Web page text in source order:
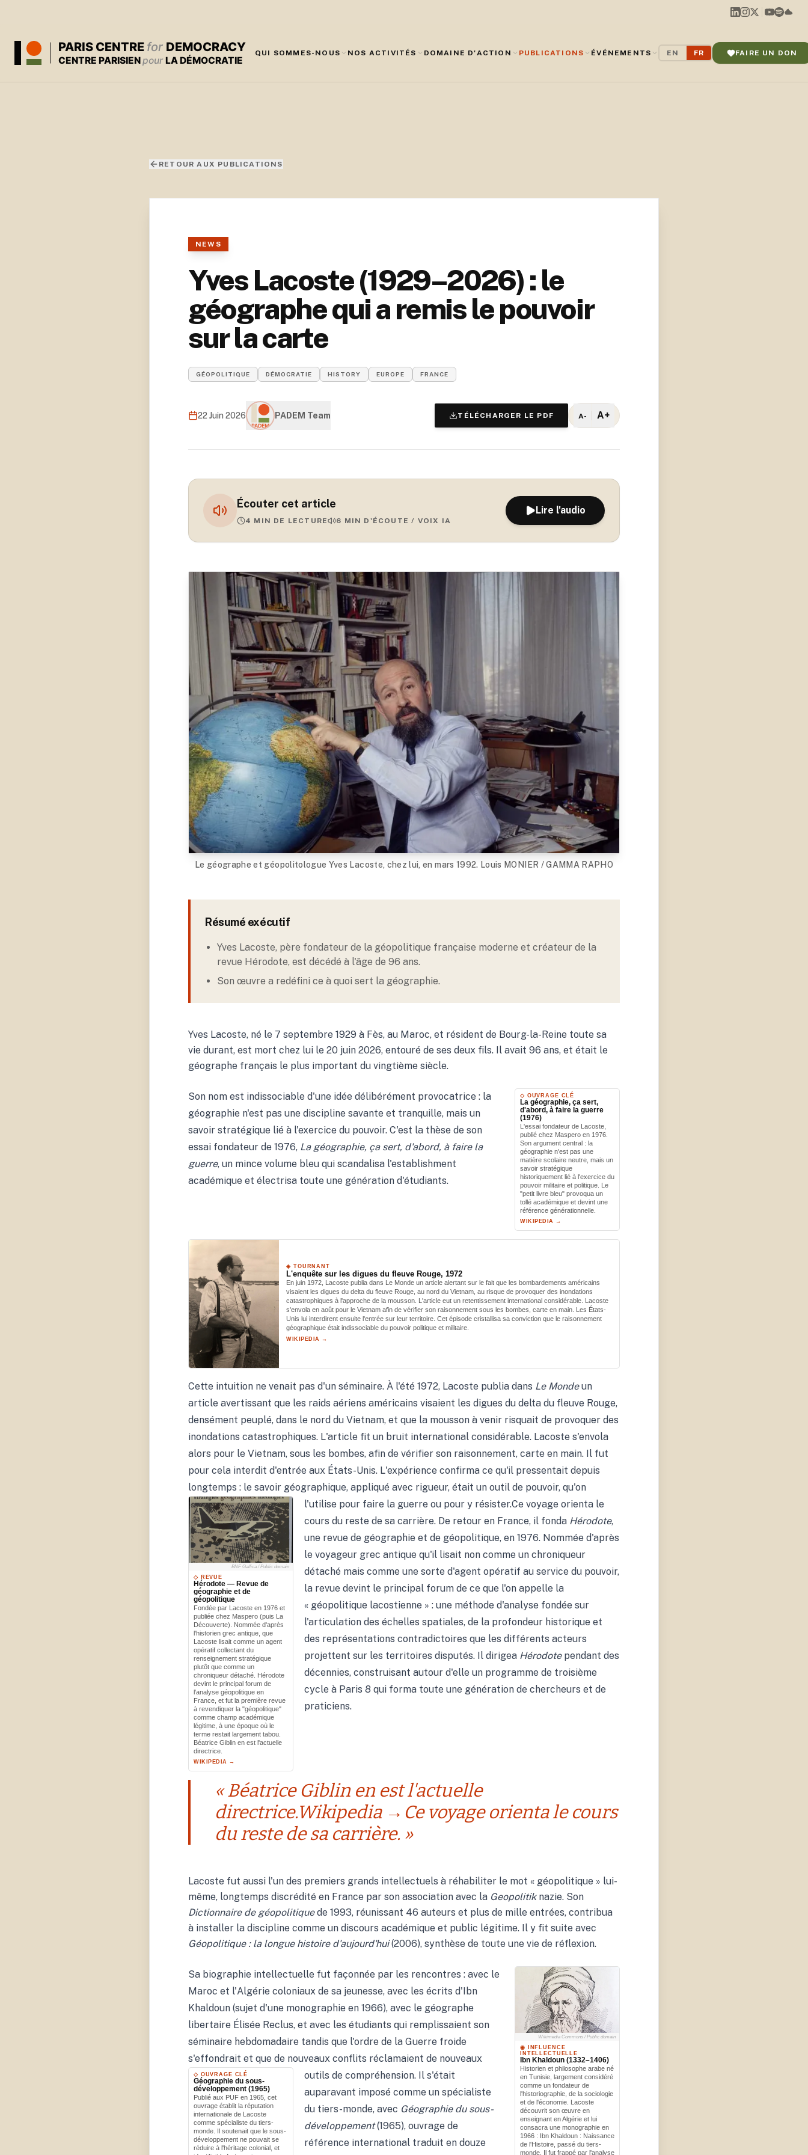
PARIS CENTRE for DEMOCRACY
CENTRE PARISIENpour LA DÉMOCRATIE
QUI SOMMES-NOUS NOS ACTIVITÉS DOMAINE D'ACTION PUBLICATIONS ÉVÉNEMENTS EN FR FAIRE UN DON
RETOUR AUX PUBLICATIONS
NEWS
Yves Lacoste (1929–2026) : le
géographe qui a remis le pouvoir
sur la carte
GÉOPOLITIQUE DÉMOCRATIE HISTORY EUROPE FRANCE
22 Juin 2026 PADEM Team TÉLÉCHARGER LE PDF A- A+
Écouter cet article
4 MIN DE LECTURE 6 MIN D'ÉCOUTE / VOIX IA
Lire l'audio
Le géographe et géopolitologue Yves Lacoste, chez lui, en mars 1992. Louis MONIER / GAMMA RAPHO
Résumé exécutif
Yves Lacoste, père fondateur de la géopolitique française moderne et créateur de la
revue Hérodote, est décédé à l'âge de 96 ans.
Son œuvre a redéfini ce à quoi sert la géographie.
Yves Lacoste, né le 7 septembre 1929 à Fès, au Maroc, et résident de Bourg-la-Reine toute sa
vie durant, est mort chez lui le 20 juin 2026, entouré de ses deux fils. Il avait 96 ans, et était le
géographe français le plus important du vingtième siècle.
◇ OUVRAGE CLÉ
La géographie, ça sert,
d'abord, à faire la guerre
(1976)
L'essai fondateur de Lacoste,
publié chez Maspero en 1976.
Son argument central : la
géographie n'est pas une
matière scolaire neutre, mais un
savoir stratégique
historiquement lié à l'exercice du
pouvoir militaire et politique. Le
"petit livre bleu" provoqua un
tollé académique et devint une
référence générationnelle.
WIKIPEDIA →
Son nom est indissociable d'une idée délibérément provocatrice : la
géographie n'est pas une discipline savante et tranquille, mais un
savoir stratégique lié à l'exercice du pouvoir. C'est la thèse de son
essai fondateur de 1976, La géographie, ça sert, d'abord, à faire la
guerre, un mince volume bleu qui scandalisa l'establishment
académique et électrisa toute une génération d'étudiants.
◈ TOURNANT
L'enquête sur les digues du fleuve Rouge, 1972
En juin 1972, Lacoste publia dans Le Monde un article alertant sur le fait que les bombardements américains
visaient les digues du delta du fleuve Rouge, au nord du Vietnam, au risque de provoquer des inondations
catastrophiques à l'approche de la mousson. L'article eut un retentissement international considérable. Lacoste
s'envola en août pour le Vietnam afin de vérifier son raisonnement sous les bombes, carte en main. Les États-
Unis lui interdirent ensuite l'entrée sur leur territoire. Cet épisode cristallisa sa conviction que le raisonnement
géographique était indissociable du pouvoir politique et militaire.
WIKIPEDIA →
Cette intuition ne venait pas d'un séminaire. À l'été 1972, Lacoste publia dans Le Mondeun
article avertissant que les raids aériens américains visaient les digues du delta du fleuve Rouge,
densément peuplé, dans le nord du Vietnam, et que la mousson à venir risquait de provoquer des
inondations catastrophiques. L'article fit un bruit international considérable. Lacoste s'envola
alors pour le Vietnam, sous les bombes, afin de vérifier son raisonnement, carte en main. Il fut
pour cela interdit d'entrée aux États-Unis. L'expérience confirma ce qu'il pressentait depuis
longtemps : le savoir géographique, appliqué avec rigueur, était un outil de pouvoir, qu'on
l'utilise pour faire la guerre ou pour y résister.
BNF Gallica / Public domain
◇ REVUE
Hérodote — Revue de
géographie et de
géopolitique
Fondée par Lacoste en 1976 et
publiée chez Maspero (puis La
Découverte). Nommée d'après
l'historien grec antique, que
Lacoste lisait comme un agent
opératif collectant du
renseignement stratégique
plutôt que comme un
chroniqueur détaché. Hérodote
devint le principal forum de
l'analyse géopolitique en
France, et fut la première revue
à revendiquer la "géopolitique"
comme champ académique
légitime, à une époque où le
terme restait largement tabou.
Béatrice Giblin en est l'actuelle
directrice.
WIKIPEDIA →
Ce voyage orienta le
cours du reste de sa carrière. De retour en France, il fonda Hérodote,
une revue de géographie et de géopolitique, en 1976. Nommée d'après
le voyageur grec antique qu'il lisait non comme un chroniqueur
détaché mais comme une sorte d'agent opératif au service du pouvoir,
la revue devint le principal forum de ce que l'on appelle la
« géopolitique lacostienne » : une méthode d'analyse fondée sur
l'articulation des échelles spatiales, de la profondeur historique et
des représentations contradictoires que les différents acteurs
projettent sur les territoires disputés. Il dirigea Hérodotependant des
décennies, construisant autour d'elle un programme de troisième
cycle à Paris 8 qui forma toute une génération de chercheurs et de
praticiens.
« Béatrice Giblin en est l'actuelle
directrice.Wikipedia →Ce voyage orienta le cours
du reste de sa carrière. »
Lacoste fut aussi l'un des premiers grands intellectuels à réhabiliter le mot « géopolitique » lui-
même, longtemps discrédité en France par son association avec la Geopolitiknazie. Son
Dictionnaire de géopolitiquede 1993, réunissant 46 auteurs et plus de mille entrées, contribua
à installer la discipline comme un discours académique et public légitime. Il y fit suite avec
Géopolitique : la longue histoire d'aujourd'hui(2006), synthèse de toute une vie de réflexion.
Wikimedia Commons / Public domain
◉ INFLUENCE
INTELLECTUELLE
Ibn Khaldoun (1332–1406)
Historien et philosophe arabe né
en Tunisie, largement considéré
comme un fondateur de
l'historiographie, de la sociologie
et de l'économie. Lacoste
découvrit son œuvre en
enseignant en Algérie et lui
consacra une monographie en
1966 : Ibn Khaldoun : Naissance
de l'Histoire, passé du tiers-
monde. Il fut frappé par l'analyse
Sa biographie intellectuelle fut façonnée par les rencontres : avec le
Maroc et l'Algérie coloniaux de sa jeunesse, avec les écrits d'Ibn
Khaldoun (sujet d'une monographie en 1966), avec le géographe
libertaire Élisée Reclus, et avec les étudiants qui remplissaient son
séminaire hebdomadaire tandis que l'ordre de la Guerre froide
s'effondrait et que de nouveaux conflits réclamaient de nouveaux
outils de compréhension.
◇ OUVRAGE CLÉ
Géographie du sous-
développement (1965)
Publié aux PUF en 1965, cet
ouvrage établit la réputation
internationale de Lacoste
comme spécialiste du tiers-
monde. Il soutenait que le sous-
développement ne pouvait se
réduire à l'héritage colonial, et
Il s'était
auparavant imposé comme un spécialiste
du tiers-monde, avec Géographie du sous-
développement(1965), ouvrage de
référence international traduit en douze